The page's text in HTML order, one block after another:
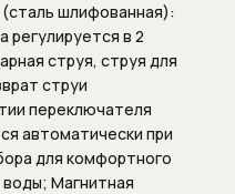
шланга
шлифованная):
регулируется в 2
струя, струя для
струи
переключателя
автоматически при
для комфортного
Магнитная